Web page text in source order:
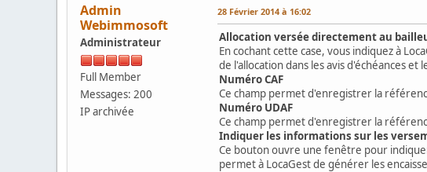
Admin
Webimmosoft
Administrateur
Full Member
Messages: 200
IP archivée
28 Février 2014 à 16:02
Allocation versée directement au
En cochant cette case, vous indiquez à
de l'allocation dans les avis d'échéances
Numéro CAF
Ce champ permet d'enregistrer la
Numéro UDAF
Ce champ permet d'enregistrer la
Indiquer les informations sur les
Ce bouton ouvre une fenêtre pour
permet à LocaGest de générer les